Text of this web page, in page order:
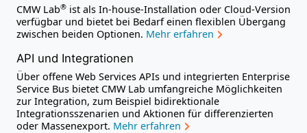
CMW Lab® ist als In-house-Installation oder Cloud-Version
verfügbar und bietet bei Bedarf einen flexiblen Übergang
zwischen beiden Optionen. Mehr erfahren
API und Integrationen
Über offene Web Services APIs und integrierten Enterprise
Service Bus bietet CMW Lab umfangreiche Möglichkeiten
zur Integration, zum Beispiel bidirektionale
Integrationsszenarien und Aktionen für differenzierten
oder Massenexport. Mehr erfahren